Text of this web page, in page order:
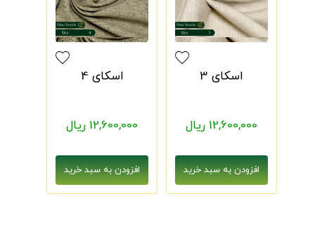
اسکای 3
12,600,000 ریال
اسکای 4
12,600,000 ریال